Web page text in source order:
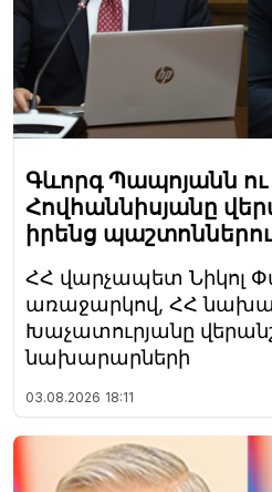
Գևորգ Պապոյանն
Հովհաննիսյանը
իրենց
ՀՀ վարչապետ Նիկոլ
առաջարկով, ՀՀ
Խաչատուրյանը
նախարարների
03.08.2026 18:11